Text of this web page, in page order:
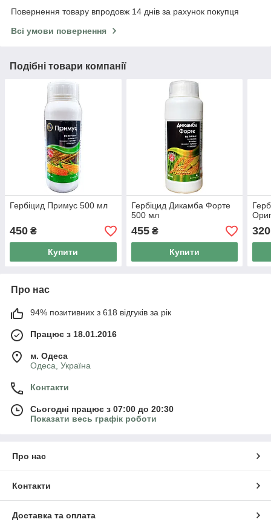
Повернення товару впродовж 14 днів за рахунок покупця
Всі умови повернення
Подібні товари компанії
Гербіцид Примус 500 мл
450 ₴
Купити
Гербіцид Дикамба Форте
500 мл
455₴
Купити
320
Про нас
94% позитивних з 618 відгуків за рік
Працює з 18.01.2016
м. Одеса
Одеса, Україна
Контакти
Сьогодні працює з 07:00 до 20:30
Показати весь графік роботи
Про нас
Контакти
Доставка та оплата